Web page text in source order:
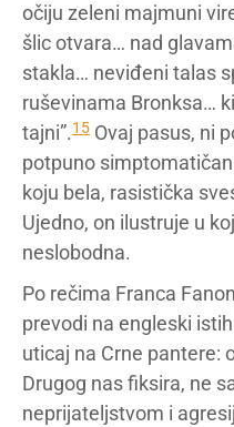
očiju zeleni majmuni
šlic otvara… nad
stakla… neviđeni talas
ruševinama Bronksa…
tajni”.15 Ovaj pasus, ni
potpuno
koju bela, rasistička
Ujedno, on ilustruje u
neslobodna.
Po rečima Franca
prevodi na engleski
uticaj na Crne pantere:
Drugog nas fiksira, ne
neprijateljstvom i